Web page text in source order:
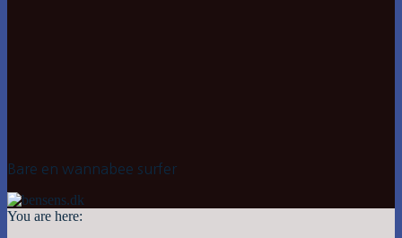
Bare en wannabee surfer
You are here: